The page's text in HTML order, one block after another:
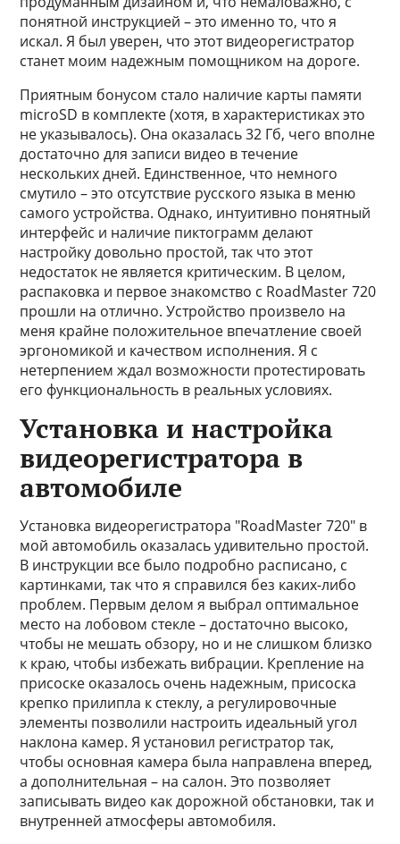
понятной инструкцией – это именно то, что я
искал. Я был уверен, что этот видеорегистратор
станет моим надежным помощником на дороге.
Приятным бонусом стало наличие карты памяти
microSD в комплекте (хотя, в характеристиках это
не указывалось). Она оказалась 32 Гб, чего вполне
достаточно для записи видео в течение
нескольких дней. Единственное, что немного
смутило – это отсутствие русского языка в меню
самого устройства. Однако, интуитивно понятный
интерфейс и наличие пиктограмм делают
настройку довольно простой, так что этот
недостаток не является критическим. В целом,
распаковка и первое знакомство с RoadMaster 720
прошли на отлично. Устройство произвело на
меня крайне положительное впечатление своей
эргономикой и качеством исполнения. Я с
нетерпением ждал возможности протестировать
его функциональность в реальных условиях.
Установка и настройка
видеорегистратора в
автомобиле
Установка видеорегистратора "RoadMaster 720" в
мой автомобиль оказалась удивительно простой.
В инструкции все было подробно расписано, с
картинками, так что я справился без каких-либо
проблем. Первым делом я выбрал оптимальное
место на лобовом стекле – достаточно высоко,
чтобы не мешать обзору, но и не слишком близко
к краю, чтобы избежать вибрации. Крепление на
присоске оказалось очень надежным, присоска
крепко прилипла к стеклу, а регулировочные
элементы позволили настроить идеальный угол
наклона камер. Я установил регистратор так,
чтобы основная камера была направлена вперед,
а дополнительная – на салон. Это позволяет
записывать видео как дорожной обстановки, так и
внутренней атмосферы автомобиля.